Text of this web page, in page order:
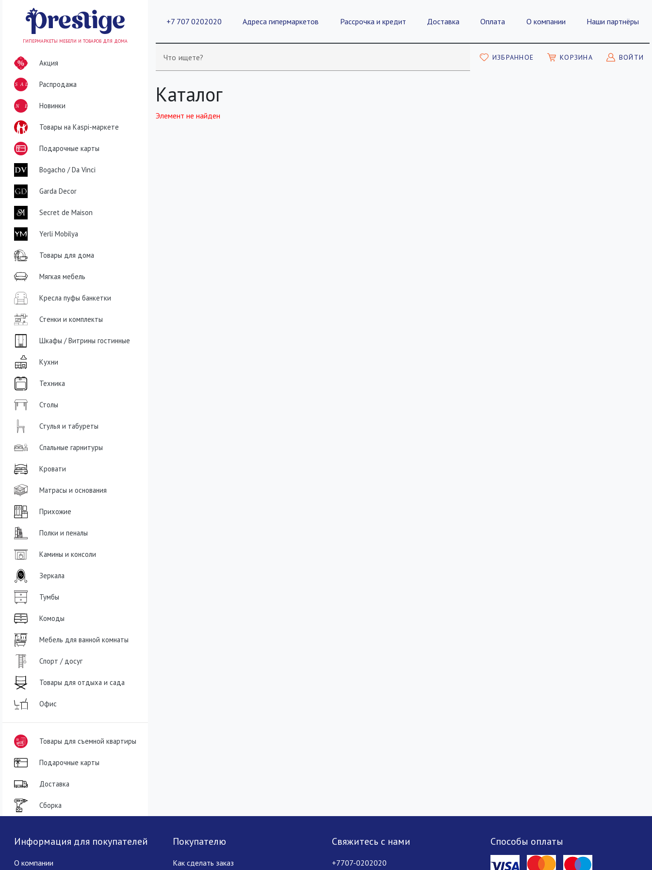
+7 707 0202020 Адреса гипермаркетов Рассрочка и кредит Доставка Оплата О компании Наши партнёры
Что ищете? ИЗБРАННОЕ КОРЗИНА ВОЙТИ
ГИПЕРМАРКЕТЫ МЕБЕЛИ И ТОВАРОВ ДЛЯ ДОМА
Акция
SALE Распродажа
NEWНовинки
Товары на Kaspi-маркете
Подарочные карты
Bogacho / Da Vinci
Garda Decor
Secret de Maison
Yerli Mobilya
Товары для дома
Мягкая мебель
Кресла пуфы банкетки
Стенки и комплекты
Шкафы / Витрины гостинные
Кухни
Техника
Столы
Стулья и табуреты
Спальные гарнитуры
Кровати
Матрасы и основания
Прихожие
Полки и пеналы
Камины и консоли
Зеркала
Тумбы
Комоды
Мебель для ванной комнаты
Спорт / досуг
Товары для отдыха и сада
Офис
Товары для съемной квартиры
Подарочные карты
Доставка
Сборка
Каталог
Элемент не найден
Информация для покупателей
О компании
Покупателю
Как сделать заказ
Свяжитесь с нами
+7707-0202020
Способы оплаты